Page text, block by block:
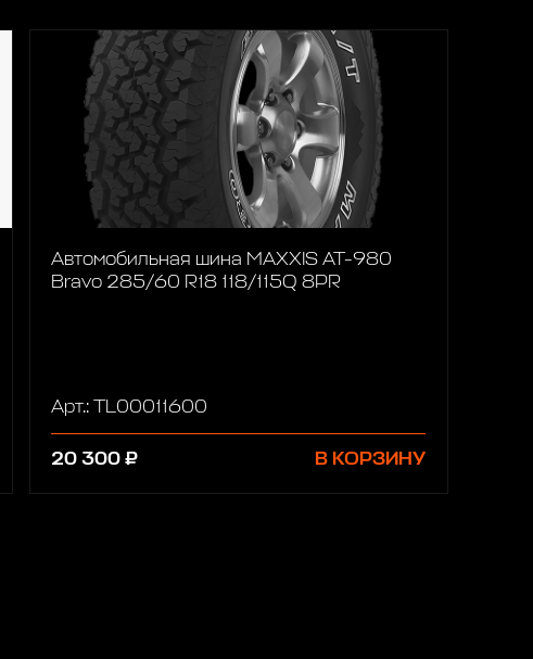
Автомобильная шина MAXXIS AT-980
Bravo 285/60 R18 118/115Q 8PR
Арт.: TL00011600
20 300 ₽ В КОРЗИНУ